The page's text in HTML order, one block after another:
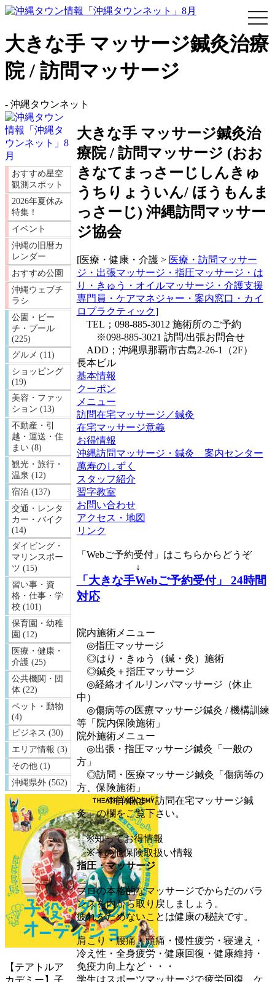
大きな手 マッサージ鍼灸治療
院 / 訪問マッサージ
- 沖縄タウンネット
おすすめ星空
観測スポット
2026年夏休み
特集！
イベント
沖縄の旧暦カ
レンダー
おすすめ公園
沖縄ウェブチ
ラシ
公園・ビー
チ・プール
(225)
グルメ (11)
ショッピング
(19)
美容・ファッ
ション (13)
不動産・引
越・運送・住
まい (8)
観光・旅行・
温泉 (12)
宿泊 (137)
交通・レンタ
カー・バイク
(14)
ダイビング・
マリンスポー
ツ (15)
習い事・資
格・仕事・学
校 (101)
保育園・幼稚
園 (12)
医療・健康・
介護 (25)
公共機関・団
体 (22)
ペット・動物
(4)
ビジネス (30)
エリア情報 (3)
その他 (1)
沖縄県外 (562)
【テアトルア
カデミー】子
大きな手 マッサージ鍼灸治
療院 / 訪問マッサージ (おお
きなてまっさーじしんきゅ
うちりょういん/ ほうもんま
っさーじ) 沖縄訪問マッサー
ジ協会
[医療・健康・介護 > 医療・訪問マッサー
ジ・出張マッサージ・指圧マッサージ・は
り・きゅう・オイルマッサージ・介護支援
専門員・ケアマネジャー・案内窓口・カイ
ロプラクティック]
TEL；098-885-3012 施術所のご予約
※098-885-3021 訪問/出張お問合せ
ADD；沖縄県那覇市古島2-26-1（2F）
長本ビル
基本情報
クーポン
メニュー
訪問在宅マッサージ／鍼灸
在宅マッサージ意義
お得情報
沖縄訪問マッサージ・鍼灸 案内センター
萬寿のしずく
スタッフ紹介
習字教室
お問い合わせ
アクセス・地図
リンク
「Webご予約受付」はこちらからどうぞ
↓
「大きな手Webご予約受付」 24時間
対応
院内施術メニュー
◎指圧マッサージ
◎はり・きゅう（鍼・灸）施術
◎鍼灸＋指圧マッサージ
◎経絡オイルリンパマッサージ（休止
中）
◎傷病等の医療マッサージ鍼灸 / 機構訓練
等「院内保険施術」
院外施術メニュー
◎出張・指圧マッサージ鍼灸「一般の
方」
◎訪問・医療マッサージ鍼灸「傷病等の
方、保険施術」
※詳細は「訪問在宅マッサージ鍼
灸」の欄をご覧下さい。
※知ってお得情報
※その他保険取扱い情報
指圧・マッサージ
プロの本格的なマッサージでからだのバラ
ンスを内から取り戻しましょう。
疲れをためないことは健康の秘訣です。
肩こり・腰痛・頭痛・慢性疲労・寝違え・
冷え性・全身疲労・健康回復・健康維持・
免疫力向上など・・・
学生はスポーツマッサージで疲労回復、ケ